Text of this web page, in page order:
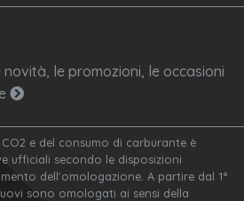
le promozioni, le occasioni
e del consumo di carburante è
ufficiali secondo le disposizioni
dell'omologazione. A partire dal 1°
sono omologati ai sensi della